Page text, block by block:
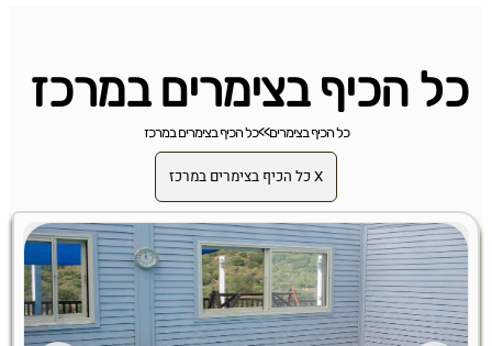
כל הכיף בצימרים במרכז
כל הכיף בצימרים>>כל הכיף בצימרים במרכז
X כל הכיף בצימרים במרכז